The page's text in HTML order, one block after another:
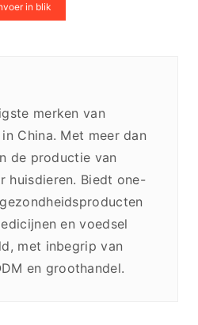
in blik
merken van
China. Met meer dan
de productie van
huisdieren. Biedt one-
en voedsel
met inbegrip van
en groothandel.